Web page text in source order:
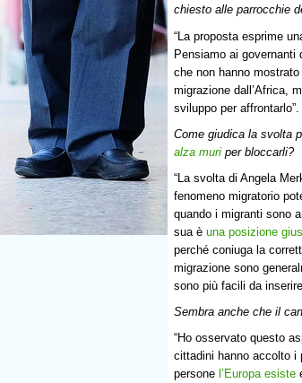
chiesto alle parrocchie
“La proposta esprime
Pensiamo ai governanti
che non hanno
migrazione dall’Africa,
sviluppo per affrontarlo”.
Come giudica la svolta
alza muri per bloccarli?
“La svolta di Angela
fenomeno migratorio
quando i migranti sono
sua è una posizione
perché coniuga la
migrazione sono
sono più facili da
Sembra anche che il
“Ho osservato questo
cittadini hanno accolto i
persone l’Europa esiste